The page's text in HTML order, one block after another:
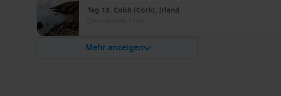
Tag 13. Cobh (Cork), Irland
Mehr anzeigen